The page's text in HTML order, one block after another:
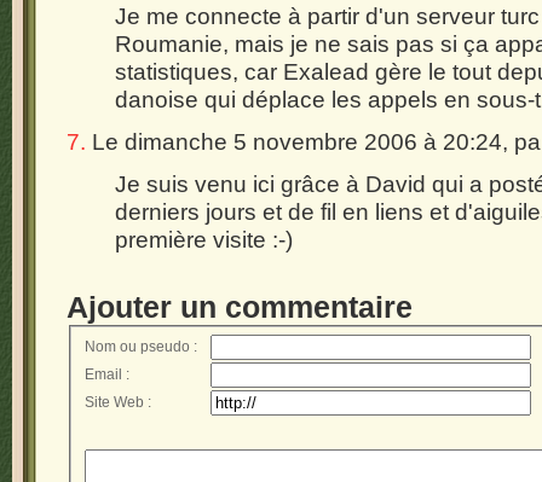
Je me connecte à partir d'un serveur
Roumanie, mais je ne sais pas si ça
statistiques, car Exalead gère le tout
danoise qui déplace les appels en
7. Le dimanche 5 novembre 2006 à 20:24,
Je suis venu ici grâce à David qui a
derniers jours et de fil en liens et
première visite :-)
Ajouter un commentaire
Nom ou pseudo :
Email :
Site Web :